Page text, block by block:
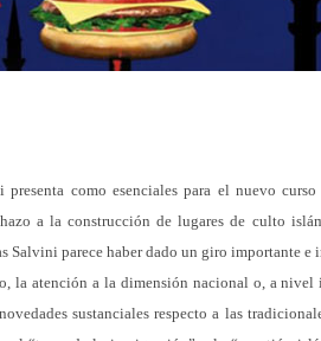
como esenciales para el nuevo
a la construcción de lugares de culto
Salvini parece haber dado un giro importante
la atención a la dimensión nacional o, a
sustanciales respecto a las